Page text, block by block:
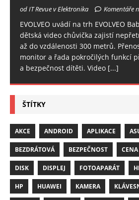
od IT Revue v Elektronika Komentáře
EVOLVEO uvádí na trh EVOLVEO
dětská video chůvička zajistí
až do vzdálenosti 300 metrů.
monitor a řada pokročilých funkcí
a bezpečnost dítěti. Video [...]
ŠTÍTKY
AKCE ANDROID APLIKACE
BEZDRÁTOVÁ BEZPEČNOST CENA
DISK DISPLEJ FOTOAPARÁT
HP HUAWEI KAMERA